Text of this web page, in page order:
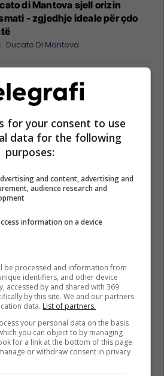
di Mantova sjell orizin
- zgjedhje ideale për çdo
Ducato Di Mantova
investimi - Çfarë ofron Holiday In 2?
Edil Project
Center vjen me një pikë të re
Ferizaj me ofertat më të mira në
Emona Center
for your consent to use
data for the following
purposes:
and content, advertising and
audience research and
information on a device
be processed and information from
identifiers, and other device
accessed by and shared with 369
by this site. We and our partners
data. List of partners.
your personal data on the basis
you can object to by managing
for a link at the bottom of this page
or withdraw consent in privacy